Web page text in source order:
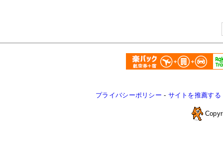
プライバシーポリシー - サイトを推薦する